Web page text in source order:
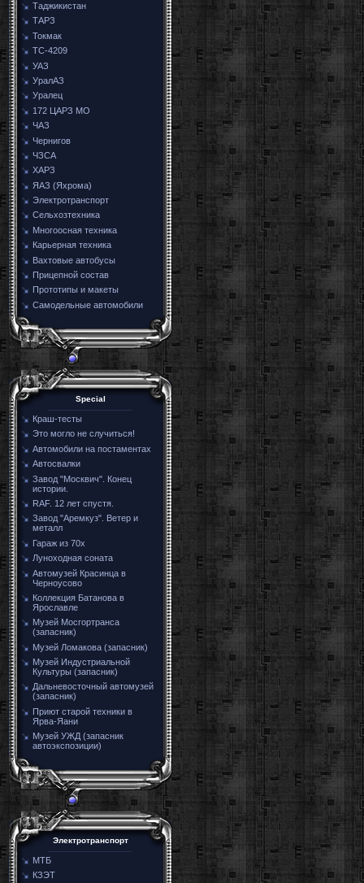
Таджикистан
ТАРЗ
Токмак
ТС-4209
УАЗ
УралАЗ
Уралец
172 ЦАРЗ МО
ЧАЗ
Чернигов
ЧЗСА
ХАРЗ
ЯАЗ (Яхрома)
Электротранспорт
Сельхозтехника
Многоосная техника
Карьерная техника
Вахтовые автобусы
Прицепной состав
Прототипы и макеты
Самодельные автомобили
Special
Краш-тесты
Это могло не случиться!
Автомобили на постаментах
Автосвалки
Завод "Москвич". Конец
истории.
RAF. 12 лет спустя.
Завод "Аремкуз". Ветер и
металл
Гараж из 70х
Луноходная соната
Автомузей Красинца в
Черноусово
Коллекция Батанова в
Ярославле
Музей Мосгортранса
(запасник)
Музей Ломакова (запасник)
Музей Индустриальной
Культуры (запасник)
Дальневосточный автомузей
(запасник)
Приют старой техники в
Ярва-Яани
Музей УЖД (запасник
автоэкспозиции)
Электротранспорт
МТБ
КЗЭТ